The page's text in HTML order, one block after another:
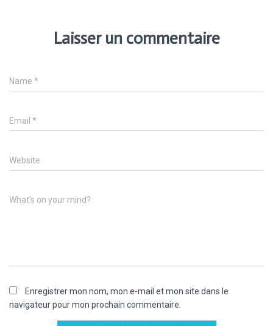
Laisser un commentaire
Name *
Email *
Website
What's on your mind?
Enregistrer mon nom, mon e-mail et mon site dans le
navigateur pour mon prochain commentaire.